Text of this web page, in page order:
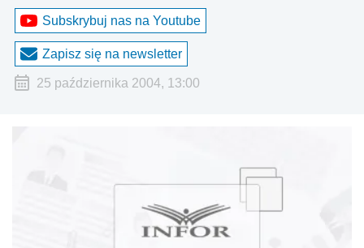
Subskrybuj nas na Youtube
Zapisz się na newsletter
25 października 2004, 13:00